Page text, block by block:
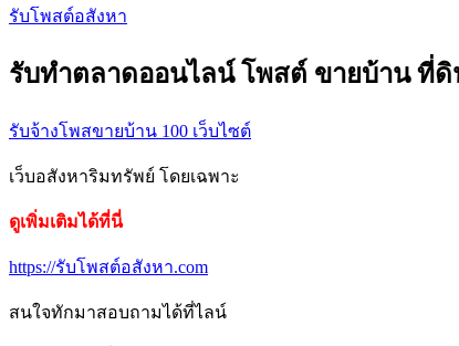
รับโพสต์อสังหา
รับทำตลาดออนไลน์ โพสต์ ขายบ้าน ที่ดิ
รับจ้างโพสขายบ้าน 100 เว็บไซต์
เว็บอสังหาริมทรัพย์ โดยเฉพาะ
ดูเพิ่มเติมได้ที่นี่
https://รับโพสต์อสังหา.com
สนใจทักมาสอบถามได้ที่ไลน์